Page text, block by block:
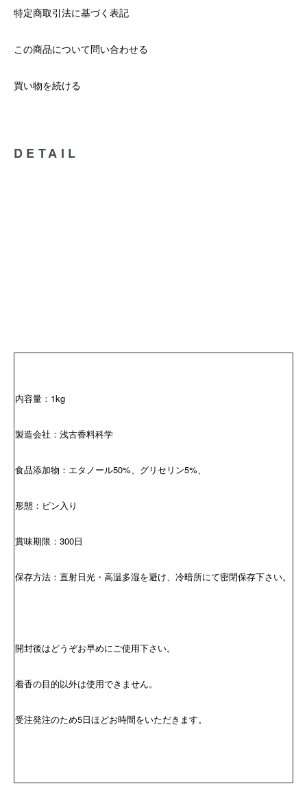
特定商取引法に基づく表記
この商品について問い合わせる
買い物を続ける
DETAIL
内容量：1kg
製造会社：浅古香料科学
食品添加物：エタノール50%、グリセリン5%、
形態：ビン入り
賞味期限：300日
保存方法：直射日光・高温多湿を避け、冷暗所にて密閉保存下さい。
開封後はどうぞお早めにご使用下さい。
着香の目的以外は使用できません。
受注発注のため5日ほどお時間をいただきます。